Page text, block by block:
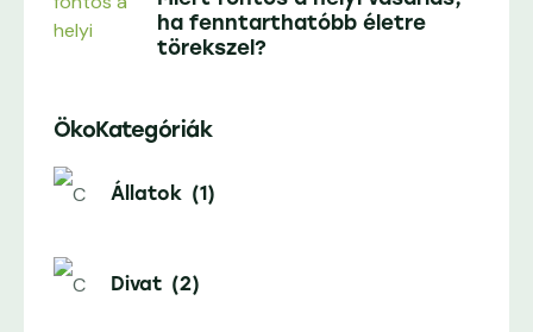
ha fenntarthatóbb életre
törekszel?
ÖkoKategóriák
Állatok (1)
Divat (2)